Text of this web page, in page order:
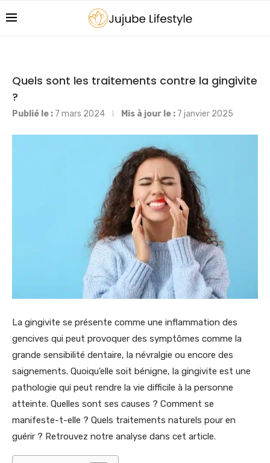
Quels sont les traitements contre la gingivite
?
Publié le : 7 mars 2024 Mis à jour le : 7 janvier 2025
La gingivite se présente comme une inflammation des
gencives qui peut provoquer des symptômes comme la
grande sensibilité dentaire, la névralgie ou encore des
saignements. Quoiqu’elle soit bénigne, la gingivite est une
pathologie qui peut rendre la vie difficile à la personne
atteinte. Quelles sont ses causes ? Comment se
manifeste-t-elle ? Quels traitements naturels pour en
guérir ? Retrouvez notre analyse dans cet article.